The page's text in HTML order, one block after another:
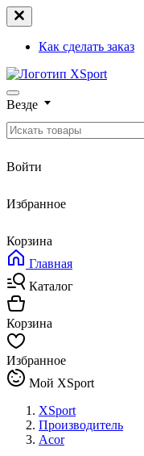
Как сделать заказ
Везде
Войти
Избранное
Корзина
Главная
Каталог
Корзина
Избранное
Мой XSport
XSport
Производитель
Acor